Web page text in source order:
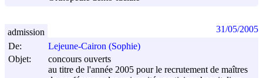
De:
Lejeune-Cairon (Sophie)
Objet:
concours ouverts
au titre de l'année 2005 pour le recrutement de maîtres
admission 31/05/2005